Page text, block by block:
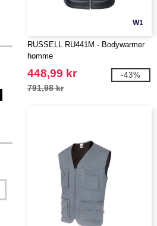
W1
RUSSELL RU441M - Bodywarmer
homme
448,99 kr
791,98 kr
-43%